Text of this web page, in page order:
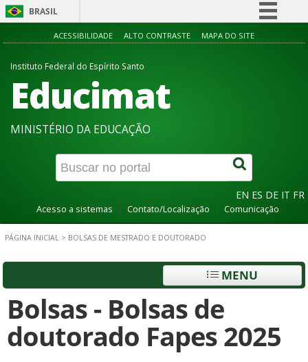
BRASIL
Simplifique!
ACESSIBILIDADE ALTO CONTRASTE MAPA DO SITE
Instituto Federal do Espírito Santo
Educimat
MINISTÉRIO DA EDUCAÇÃO
EN ES DE IT FR
Acesso a sistemas Contato/Localização Comunicação
PÁGINA INICIAL > BOLSAS DE MESTRADO E DOUTORADO
MENU
Bolsas - Bolsas de
doutorado Fapes 2025